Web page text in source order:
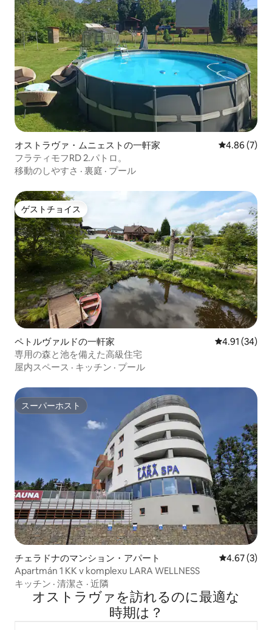
オストラヴァ・ムニェストの一軒家 レビュー7
4.86 (7)
フラティモフRD 2.パトロ。
移動のしやすさ · 裏庭 · プール
ゲストチョイス
ゲストチョイス
ペトルヴァルドの一軒家 レビュー34
4.91 (34)
専用の森と池を備えた高級住宅
屋内スペース · キッチン · プール
スーパーホスト
スーパーホスト
チェラドナのマンション・アパート レビュー3
4.67 (3)
Apartmán 1 KK v komplexu LARA WELLNESS
キッチン · 清潔さ · 近隣
オストラヴァを訪⁠れ⁠るの⁠に最⁠適⁠な
時⁠期⁠は⁠？